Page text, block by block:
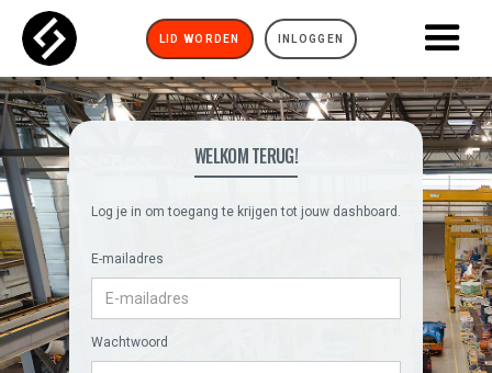
LID WORDEN INLOGGEN
WELKOM TERUG!
Log je in om toegang te krijgen tot jouw dashboard.
E-mailadres
Wachtwoord